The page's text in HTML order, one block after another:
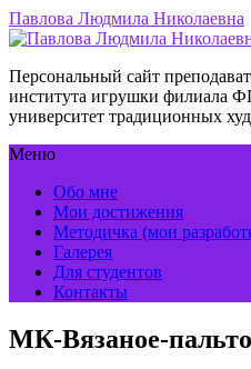
Павлова Людмила Николаевна
Персональный сайт
института игрушки филиала
университет традиционных
Меню
Обо мне
Мои достижения
Методичка (мои
Галерея
Для студентов
Контакты
МК-Вязаное-